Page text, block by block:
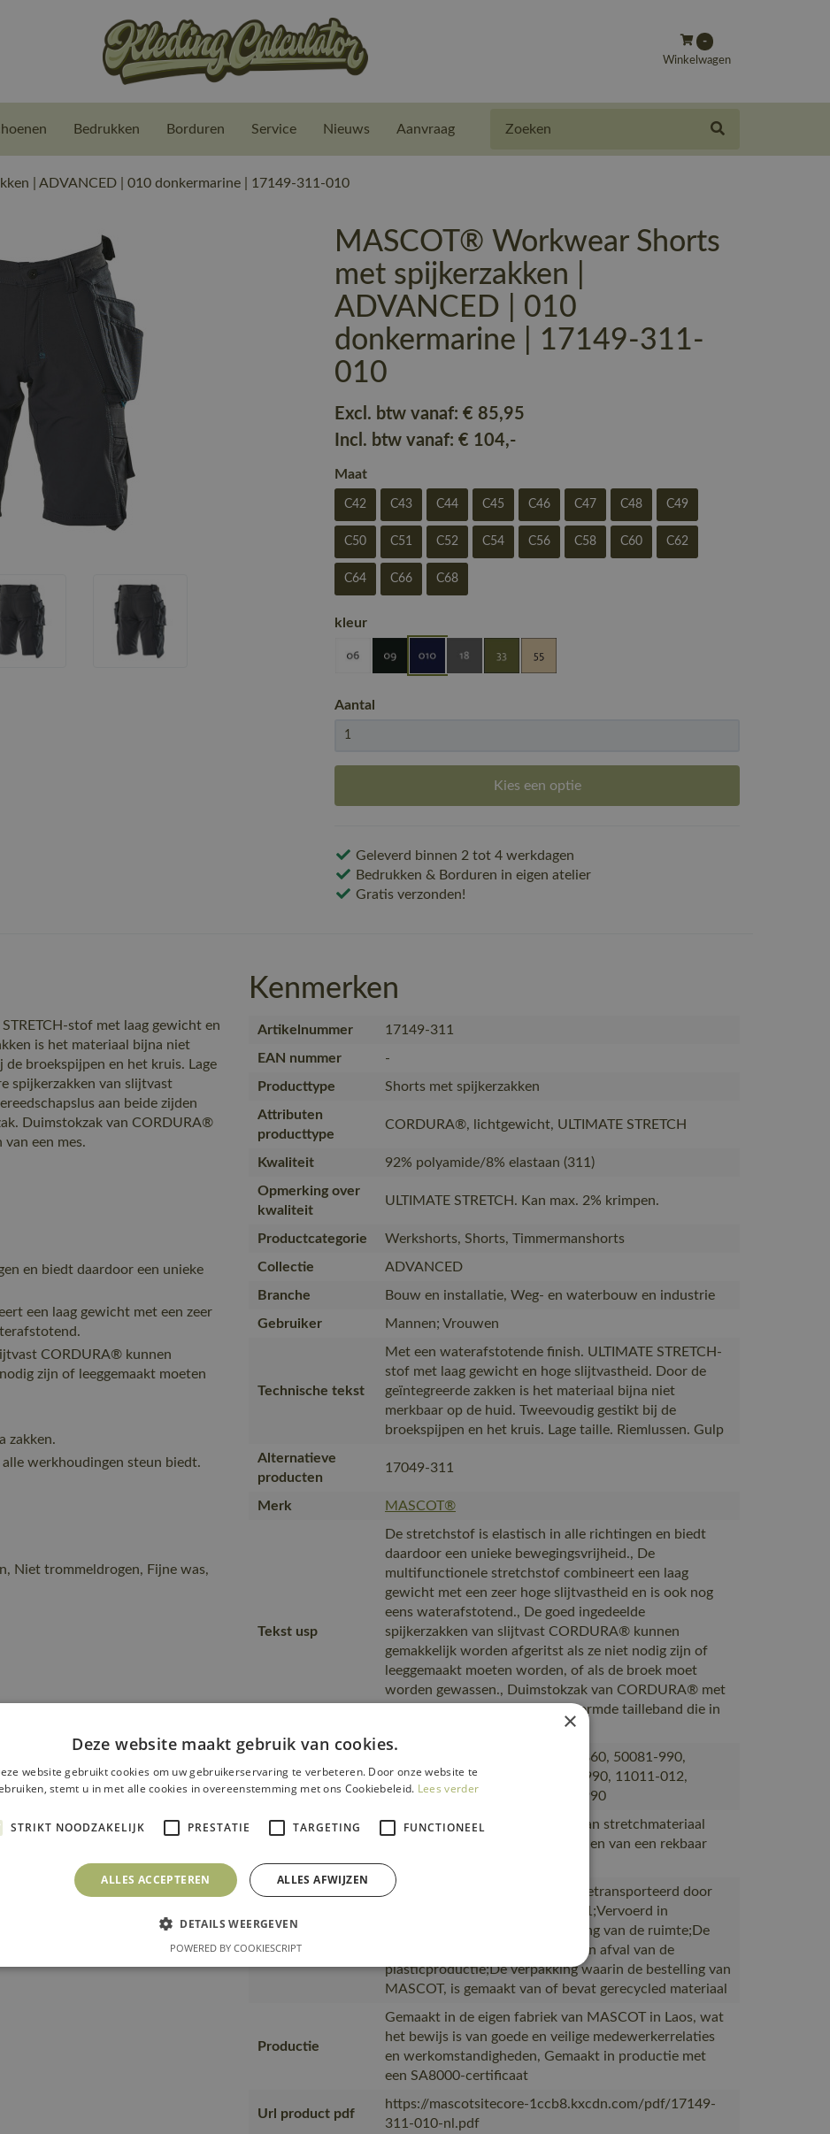
-
Winkelwagen
Bedrukken Borduren Service Nieuws Aanvraag
| ADVANCED | 010 donkermarine | 17149-311-010
MASCOT® Workwear Shorts
met spijkerzakken |
ADVANCED | 010
donkermarine | 17149-311-
010
Excl. btw vanaf:€ 85,95
Incl. btw vanaf:€ 104,-
Maat
C42 C43 C44 C45 C46 C47 C48 C49
C50 C51 C52 C54 C56 C58 C60 C62
C64 C66 C68
kleur
Aantal
Kies een optie
Geleverd binnen 2 tot 4 werkdagen
Bedrukken & Borduren in eigen atelier
Gratis verzonden!
stof met laag gewicht en
is het materiaal bijna niet
broekspijpen en het kruis. Lage
spijkerzakken van slijtvast
aan beide zijden
Duimstokzak van CORDURA®
een mes.
en biedt daardoor een unieke
een laag gewicht met een zeer
CORDURA® kunnen
zijn of leeggemaakt moeten
zakken.
werkhoudingen steun biedt.
Niet trommeldrogen, Fijne was,
Kenmerken
Artikelnummer
17149-311
EAN nummer
-
Producttype
Shorts met spijkerzakken
Attributen
producttype
CORDURA®, lichtgewicht, ULTIMATE STRETCH
Kwaliteit
92% polyamide/8% elastaan (311)
Opmerking over
kwaliteit
ULTIMATE STRETCH. Kan max. 2% krimpen.
Productcategorie
Werkshorts, Shorts, Timmermanshorts
Collectie
ADVANCED
Branche
Bouw en installatie, Weg- en waterbouw en industrie
Gebruiker
Mannen; Vrouwen
Technische tekst
Met een waterafstotende finish. ULTIMATE STRETCH-
stof met laag gewicht en hoge slijtvastheid. Door de
geïntegreerde zakken is het materiaal bijna niet
merkbaar op de huid. Tweevoudig gestikt bij de
broekspijpen en het kruis. Lage taille. Riemlussen. Gulp
Alternatieve
producten
17049-311
Merk MASCOT®
Tekst usp
De stretchstof is elastisch in alle richtingen en biedt
daardoor een unieke bewegingsvrijheid., De
multifunctionele stretchstof combineert een laag
gewicht met een zeer hoge slijtvastheid en is ook nog
eens waterafstotend., De goed ingedeelde
spijkerzakken van slijtvast CORDURA® kunnen
gemakkelijk worden afgeritst als ze niet nodig zijn of
leeggemaakt moeten worden, of als de broek moet
worden gewassen., Duimstokzak van CORDURA® met
extra zakken., Ergonomisch gevormde tailleband die in
alle werkhoudingen steun biedt.
Fitting
accessories
18050-802, 50602-010, 50143-860, 50081-990,
03044-990, 21450-990, 0352A-990, 11011-012,
17044-990, 50456-990, 50164-990
Omdat het product gemaakt is van stretchmateriaal
dient er gebruik gemaakt te worden van een rekbaar
transfer.
Transport en
verpakking
Van productie naar magazijnen getransporteerd door
transportpartners met ISO 14001;Vervoerd in
zendingen met maximale benutting van de ruimte;De
productverpakking is gemaakt van afval van de
plasticproductie;De verpakking waarin de bestelling van
MASCOT, is gemaakt van of bevat gerecycled materiaal
Productie
Gemaakt in de eigen fabriek van MASCOT in Laos, wat
het bewijs is van goede en veilige medewerkerrelaties
en werkomstandigheden, Gemaakt in productie met
een SA8000-certificaat
Url product pdf
https://mascotsitecore-1ccb8.kxcdn.com/pdf/17149-
311-010-nl.pdf
×
Deze website maakt gebruik van cookies.
website gebruikt cookies om uw gebruikerservaring te verbeteren. Door onze website te
stemt u in met alle cookies in overeenstemming met ons Cookiebeleid. Lees verder
STRIKT NOODZAKELIJK PRESTATIE TARGETING FUNCTIONEEL
ALLES ACCEPTEREN ALLES AFWIJZEN
DETAILS WEERGEVEN
POWERED BY COOKIESCRIPT